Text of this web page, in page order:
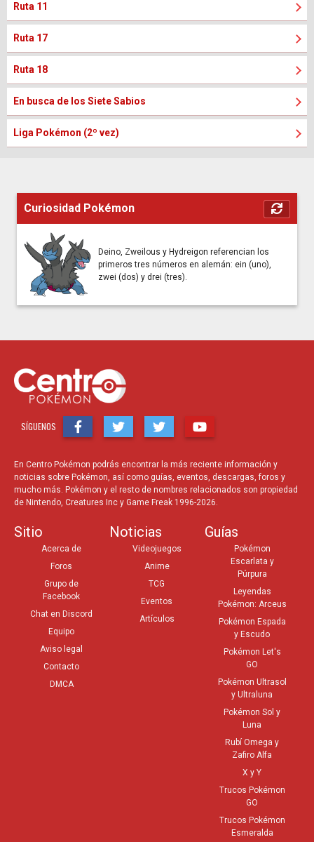
Ruta 11
Ruta 17
Ruta 18
En busca de los Siete Sabios
Liga Pokémon (2º vez)
Curiosidad Pokémon
Deino, Zweilous y Hydreigon referencian los
primeros tres números en alemán: ein (uno),
zwei (dos) y drei (tres).
SÍGUENOS
En Centro Pokémon podrás encontrar la más reciente información y
noticias sobre Pokémon, así como guías, eventos, descargas, foros y
mucho más. Pokémon y el resto de nombres relacionados son propiedad
de Nintendo, Creatures Inc y Game Freak 1996-2026.
Sitio
Acerca de
Foros
Grupo de
Facebook
Chat en Discord
Equipo
Aviso legal
Contacto
DMCA
Noticias
Videojuegos
Anime
TCG
Eventos
Artículos
Guías
Pokémon
Escarlata y
Púrpura
Leyendas
Pokémon: Arceus
Pokémon Espada
y Escudo
Pokémon Let's
GO
Pokémon Ultrasol
y Ultraluna
Pokémon Sol y
Luna
Rubí Omega y
Zafiro Alfa
X y Y
Trucos Pokémon
GO
Trucos Pokémon
Esmeralda